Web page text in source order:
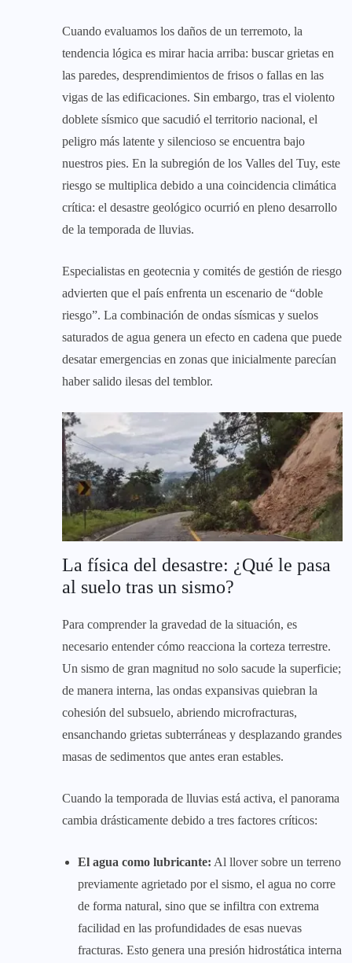
Cuando evaluamos los daños de un terremoto, la
tendencia lógica es mirar hacia arriba: buscar grietas en
las paredes, desprendimientos de frisos o fallas en las
vigas de las edificaciones. Sin embargo, tras el violento
doblete sísmico que sacudió el territorio nacional, el
peligro más latente y silencioso se encuentra bajo
nuestros pies. En la subregión de los Valles del Tuy, este
riesgo se multiplica debido a una coincidencia climática
crítica: el desastre geológico ocurrió en pleno desarrollo
de la temporada de lluvias.
Especialistas en geotecnia y comités de gestión de riesgo
advierten que el país enfrenta un escenario de “doble
riesgo”. La combinación de ondas sísmicas y suelos
saturados de agua genera un efecto en cadena que puede
desatar emergencias en zonas que inicialmente parecían
haber salido ilesas del temblor.
La física del desastre: ¿Qué le pasa
al suelo tras un sismo?
Para comprender la gravedad de la situación, es
necesario entender cómo reacciona la corteza terrestre.
Un sismo de gran magnitud no solo sacude la superficie;
de manera interna, las ondas expansivas quiebran la
cohesión del subsuelo, abriendo microfracturas,
ensanchando grietas subterráneas y desplazando grandes
masas de sedimentos que antes eran estables.
Cuando la temporada de lluvias está activa, el panorama
cambia drásticamente debido a tres factores críticos:
El agua como lubricante: Al llover sobre un terreno
previamente agrietado por el sismo, el agua no corre
de forma natural, sino que se infiltra con extrema
facilidad en las profundidades de esas nuevas
fracturas. Esto genera una presión hidrostática interna